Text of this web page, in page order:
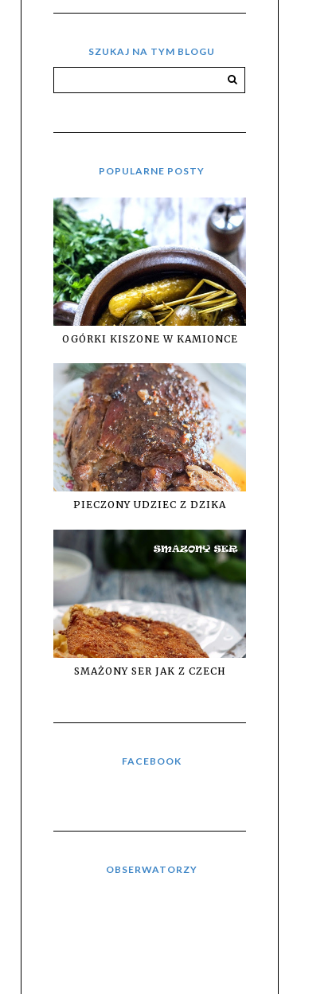
SZUKAJ NA TYM BLOGU
POPULARNE POSTY
OGÓRKI KISZONE W KAMIONCE
PIECZONY UDZIEC Z DZIKA
SMAŻONY SER JAK Z CZECH
FACEBOOK
OBSERWATORZY